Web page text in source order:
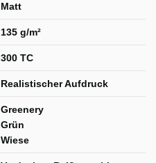
Matt
135 g/m²
300 TC
Realistischer Aufdruck
Greenery
Grün
Wiese